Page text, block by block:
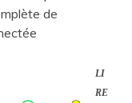
de
LI
RE